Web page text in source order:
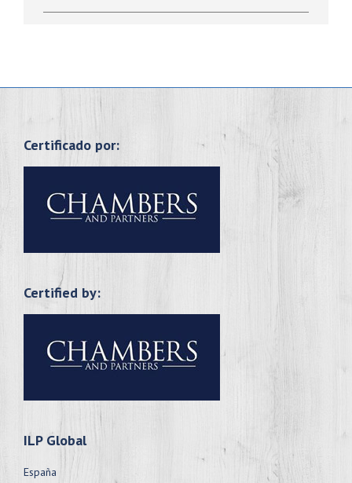
Certificado por:
Certified by:
ILP Global
España